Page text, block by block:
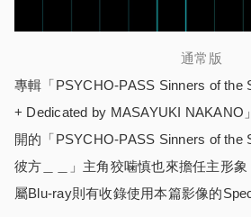
通常版
專輯「PSYCHO-PASS Sinners of the
+ Dedicated by MASAYUKI NAKANO
開的「PSYCHO-PASS Sinners of the
彼方＿＿」主角狡噛慎也來擔任主形
屬Blu-ray則有收錄使用本篇影像的